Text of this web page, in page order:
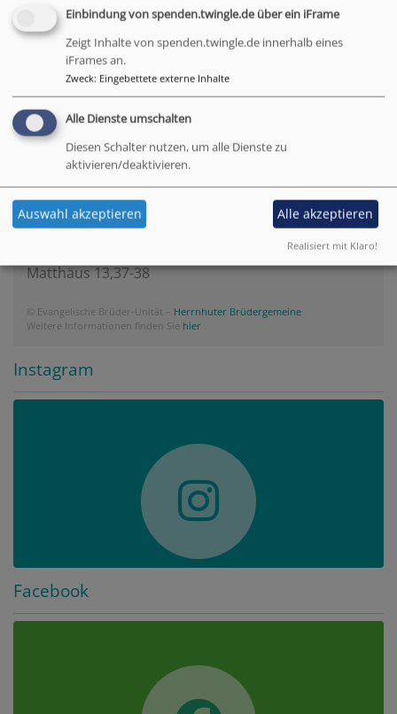
Tageslosung
Siehe, was ich früher verkündigt habe, ist
gekommen. So verkündige ich auch Neues; ehe
denn es sprosst, lasse ich's euch hören.
Jesaja 42,9
Der Menschensohn ist's, der den guten Samen sät.
Matthäus 13,37-38
© Evangelische Brüder-Unität – Herrnhuter Brüdergemeine
Weitere Informationen finden Sie hier .
Instagram
Facebook
Einbindung von spenden.twingle.de über ein iFrame
Zeigt Inhalte von spenden.twingle.de innerhalb eines
iFrames an.
Zweck: Eingebettete externe Inhalte
Alle Dienste umschalten
Diesen Schalter nutzen, um alle Dienste zu
aktivieren/deaktivieren.
Auswahl akzeptieren Alle akzeptieren
Realisiert mit Klaro!